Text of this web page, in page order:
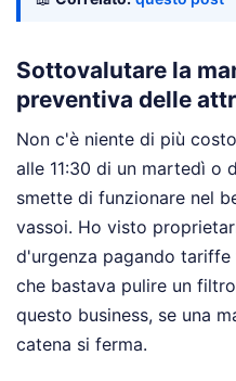
Sottovalutare la
preventiva delle
Non c'è niente di più
alle 11:30 di un martedì o
smette di funzionare nel
vassoi. Ho visto
d'urgenza pagando
che bastava pulire un
questo business, se una
catena si ferma.